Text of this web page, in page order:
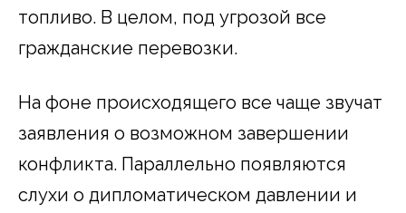
топливо. В целом, под угрозой все
гражданские перевозки.
На фоне происходящего все чаще звучат
заявления о возможном завершении
конфликта. Параллельно появляются
слухи о дипломатическом давлении и